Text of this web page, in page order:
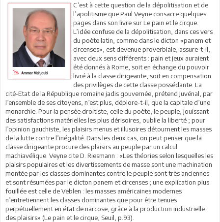
C’est à cette question de la dépolitisation et de
l’apolitisme que Paul Veyne consacre quelques
pages dans son livre sur Le pain et le cirque.
L’idée confuse de la dépolitisation, dans ces vers
du poète latin, comme dans le dicton «panem et
circenses», est devenue proverbiale, assure-t-il,
avec deux sens différents : pain et jeux auraient
été donnés à Rome, soit en échange du pouvoir
livré à la classe dirigeante, soit en compensation
des privilèges de cette classe possédante. La
cité-Etat de la République romaine jadis gouvernée, prétend Juvénal, par
l’ensemble de ses citoyens, n’est plus, déplore-t-il, que la capitale d’une
monarchie. Pour la pensée droitiste, celle du poète, le peuple, jouissant
des satisfactions matérielles les plus dérisoires, oublie la liberté ; pour
l’opinion gauchiste, les plaisirs menus et illusoires détournent les masses
de la lutte contre l’inégalité. Dans les deux cas, on peut penser que la
classe dirigeante procure des plaisirs au peuple par un calcul
machiavélique. Veyne cite D. Riesmann : «Les théories selon lesquelles les
plaisirs populaires et les divertissements de masse sont une machination
montée par les classes dominantes contre le peuple sont très anciennes
et sont résumées par le dicton panem et circenses ; une explication plus
fouillée est celle de Veblen : les masses américaines modernes
n’entretiennent les classes dominantes que pour être tenues
perpétuellement en état de narcose, grâce à la production industrielle
des plaisirs» (Le pain et le cirque, Seuil, p.93).